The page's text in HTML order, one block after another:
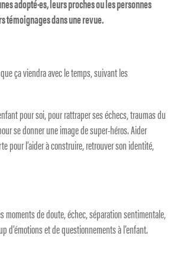
adopté·es, leurs proches ou les personnes
témoignages dans une revue.
ça viendra avec le temps, suivant les
pour soi, pour rattraper ses échecs, traumas du
se donner une image de super-héros. Aider
pour l’aider à construire, retrouver son identité,
moments de doute, échec, séparation sentimentale,
d’émotions et de questionnements à l’enfant.